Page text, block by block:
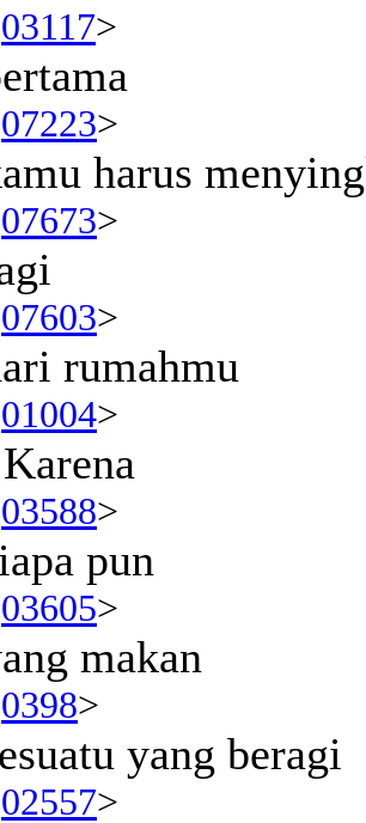
03117>
07223>
harus
07673>
07603>
rumahmu
01004>
03588>
pun
03605>
makan
0398>
yang beragi
02557>